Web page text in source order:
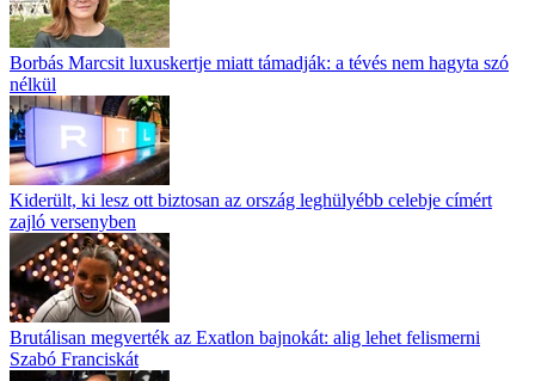
Borbás Marcsit luxuskertje miatt támadják: a tévés nem hagyta szó
nélkül
Kiderült, ki lesz ott biztosan az ország leghülyébb celebje címért
zajló versenyben
Brutálisan megverték az Exatlon bajnokát: alig lehet felismerni
Szabó Franciskát